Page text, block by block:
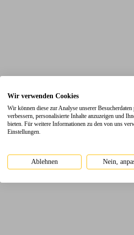
Wir verwenden Cookies
Wir können diese zur Analyse unserer Besucherdaten
verbessern, personalisierte Inhalte anzuzeigen und
bieten. Für weitere Informationen zu den von uns
Einstellungen.
Ablehnen Nein,